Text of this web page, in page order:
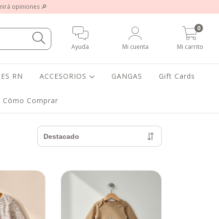
opiniones 🔎
Ayuda Mi cuenta Mi carrito
0
RN ACCESORIOS GANGAS Gift Cards
Cómo Comprar